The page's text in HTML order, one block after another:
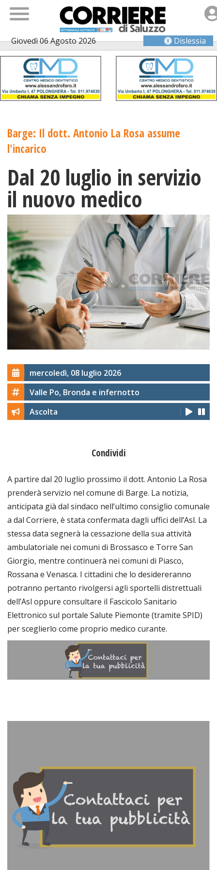
Giovedì 06 Agosto 2026 Dislessia
Barge: Il dott. Antonio La Rosa assume
l'incarico
Dal 20 luglio in servizio
il nuovo medico
mercoledì, 08 luglio 2026
Valle Po, Bronda e infernotto
Ascolta
Condividi
A partire dal 20 luglio prossimo il dott. Antonio La Rosa
prenderà servizio nel comune di Barge. La notizia,
anticipata già dal sindaco nell’ultimo consiglio comunale
a dal Corriere, è stata confermata dagli uffici dell’Asl. La
stessa data segnerà la cessazione della sua attività
ambulatoriale nei comuni di Brossasco e Torre San
Giorgio, mentre continuerà nei comuni di Piasco,
Rossana e Venasca. I cittadini che lo desidereranno
potranno pertanto rivolgersi agli sportelli distrettuali
dell’Asl oppure consultare il Fascicolo Sanitario
Elettronico sul portale Salute Piemonte (tramite SPID)
per sceglierlo come proprio medico curante.